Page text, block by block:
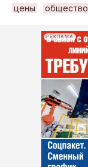
цены
общество
РЕКЛАМА